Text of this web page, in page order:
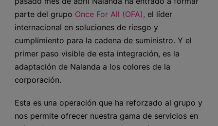
parte del grupo Once For All (OFA), el líder
internacional en soluciones de riesgo y
cumplimiento para la cadena de suministro. Y el
primer paso visible de esta integración, es la
adaptación de Nalanda a los colores de la
corporación.
Esta es una operación que ha reforzado al grupo y
nos permite ofrecer nuestra gama de servicios en